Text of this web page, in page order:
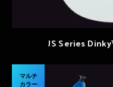
JS Series
マルチ
カラー